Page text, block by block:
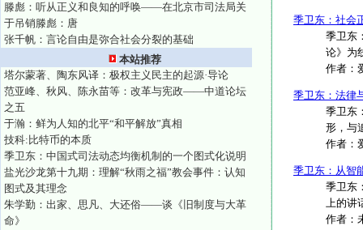
滕彪：听从正义和良知的呼唤——在北京市司法局关
于吊销滕彪：唐
张千帆：言论自由是弥合社会分裂的基础
本站推荐
塔尔蒙著、陶东风译：极权主义民主的起源·导论
范亚峰、秋风、陈永苗等：改革与宪政——中道论坛
之五
于瀚：鲜为人知的北平“和平解放”真相
技科:比特币的本质
季卫东：中国式司法动态均衡机制的一个图式化说明
盐光沙龙第十九期：理解“秋雨之福”教会事件：认知
图式及其理念
朱学勤：出家、思凡、大还俗——谈《旧制度与大革
命》
季卫东：社会
季卫东
论》为
作者：
季卫东：法律
季卫东
形，与
作者：
季卫东：从智
季卫东
上的讲
作者：